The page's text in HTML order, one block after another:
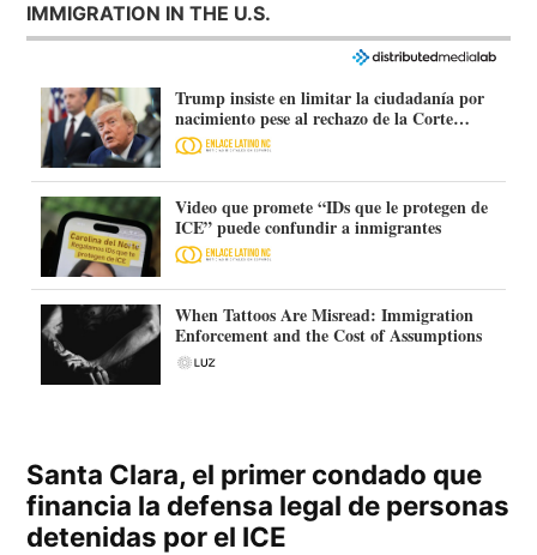
IMMIGRATION IN THE U.S.
Trump insiste en limitar la ciudadanía por
nacimiento pese al rechazo de la Corte
Suprema
Video que promete “IDs que le protegen de
ICE” puede confundir a inmigrantes
When Tattoos Are Misread: Immigration
Enforcement and the Cost of Assumptions
Santa Clara, el primer condado que
financia la defensa legal de personas
detenidas por el ICE